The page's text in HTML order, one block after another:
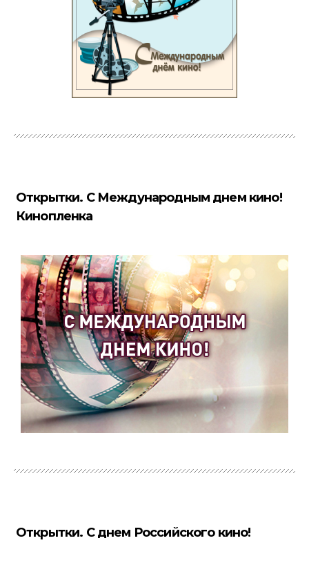
Открытки. С Международным днем кино!
Кинопленка
Открытки. С днем Российского кино!